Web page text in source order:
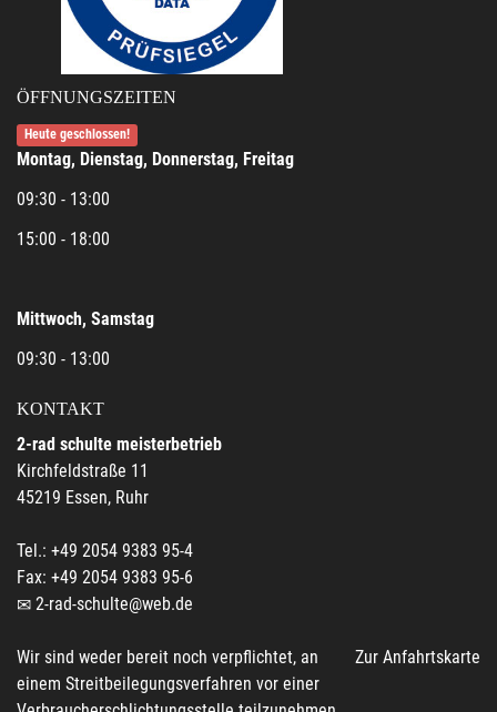
ÖFFNUNGSZEITEN
Heute geschlossen!
Montag, Dienstag, Donnerstag, Freitag
09:30 - 13:00
15:00 - 18:00
Mittwoch, Samstag
09:30 - 13:00
KONTAKT
2-rad schulte meisterbetrieb
Kirchfeldstraße 11
45219 Essen, Ruhr
Tel.: +49 2054 9383 95-4
Fax: +49 2054 9383 95-6
2-rad-schulte@web.de
Zur Anfahrtskarte
Wir sind weder bereit noch verpflichtet, an
einem Streitbeilegungsverfahren vor einer